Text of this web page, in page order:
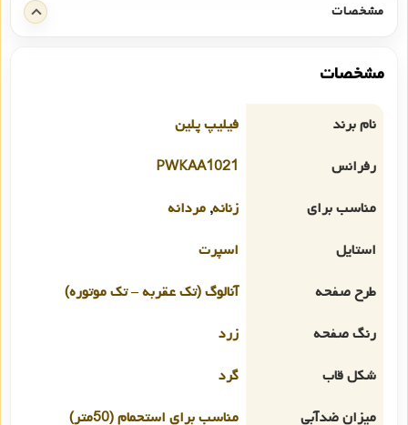
مشخصات
مشخصات
نام برند
فیلیپ پلین
رفرانس
PWKAA1021
مناسب برای
زنانه, مردانه
استایل
اسپرت
طرح صفحه
آنالوگ (تک عقربه – تک موتوره)
رنگ صفحه
زرد
شکل قاب
گرد
میزان ضدآبی
مناسب برای استحمام (50متر)